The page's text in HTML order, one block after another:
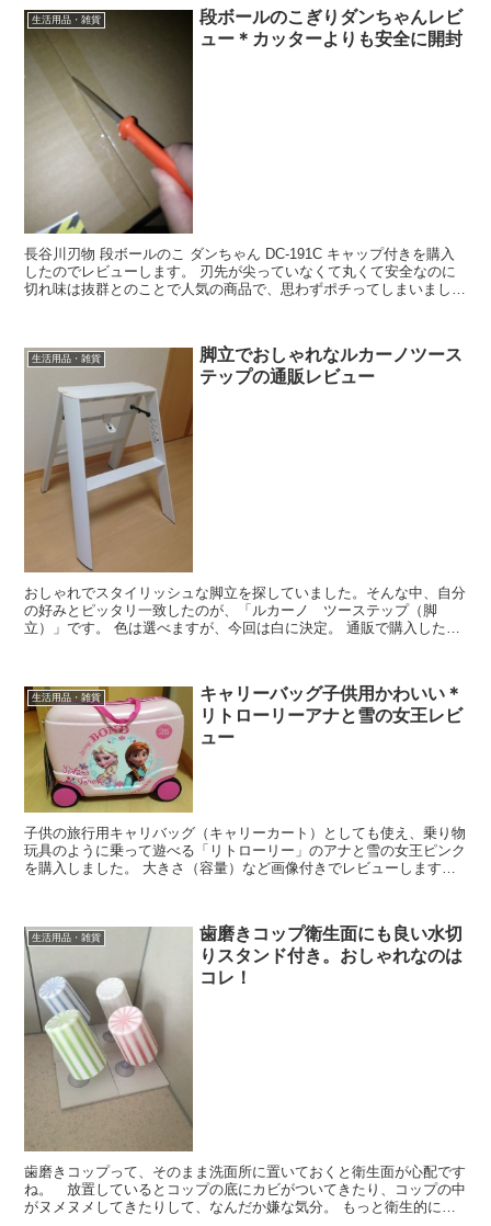
生活用品・雑貨
段ボールのこぎりダンちゃんレビ
ュー＊カッターよりも安全に開封
長谷川刃物 段ボールのこ ダンちゃん DC-191C キャップ付きを購入
したのでレビューします。 刃先が尖っていなくて丸くて安全なのに
切れ味は抜群とのことで人気の商品で、思わずポチってしまいまし
生活用品・雑貨
脚立でおしゃれなルカーノツース
テップの通販レビュー
おしゃれでスタイリッシュな脚立を探していました。そんな中、自分
の好みとピッタリ一致したのが、「ルカーノ ツーステップ（脚
立）」です。 色は選べますが、今回は白に決定。 通販で購入したの
生活用品・雑貨
キャリーバッグ子供用かわいい＊
リトローリーアナと雪の女王レビ
ュー
子供の旅行用キャリバッグ（キャリーカート）としても使え、乗り物
玩具のように乗って遊べる「リトローリー」のアナと雪の女王ピンク
を購入しました。 大きさ（容量）など画像付きでレビューします。
生活用品・雑貨
歯磨きコップ衛生面にも良い水切
りスタンド付き。おしゃれなのは
コレ！
歯磨きコップって、そのまま洗面所に置いておくと衛生面が心配です
ね。 放置しているとコップの底にカビがついてきたり、コップの中
がヌメヌメしてきたりして、なんだか嫌な気分。 もっと衛生的に保